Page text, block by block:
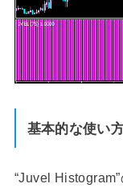
基本的な使い
“Juvel Histogram”